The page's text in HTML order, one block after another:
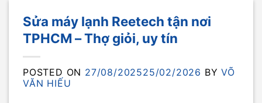
Sửa máy lạnh Reetech tận nơi
TPHCM – Thợ giỏi, uy tín
POSTED ON 27/08/202525/02/2026 BYVÕ
VĂN HIẾU